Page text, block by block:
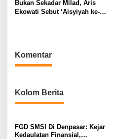
Jantung Listrik Kalimantan
Bukan Sekadar Milad, Aris
Ekowati Sebut ‘Aisyiyah ke-
Komentar
Kolom Berita
FGD SMSI Di Denpasar: Kejar
Kedaulatan Finansial,